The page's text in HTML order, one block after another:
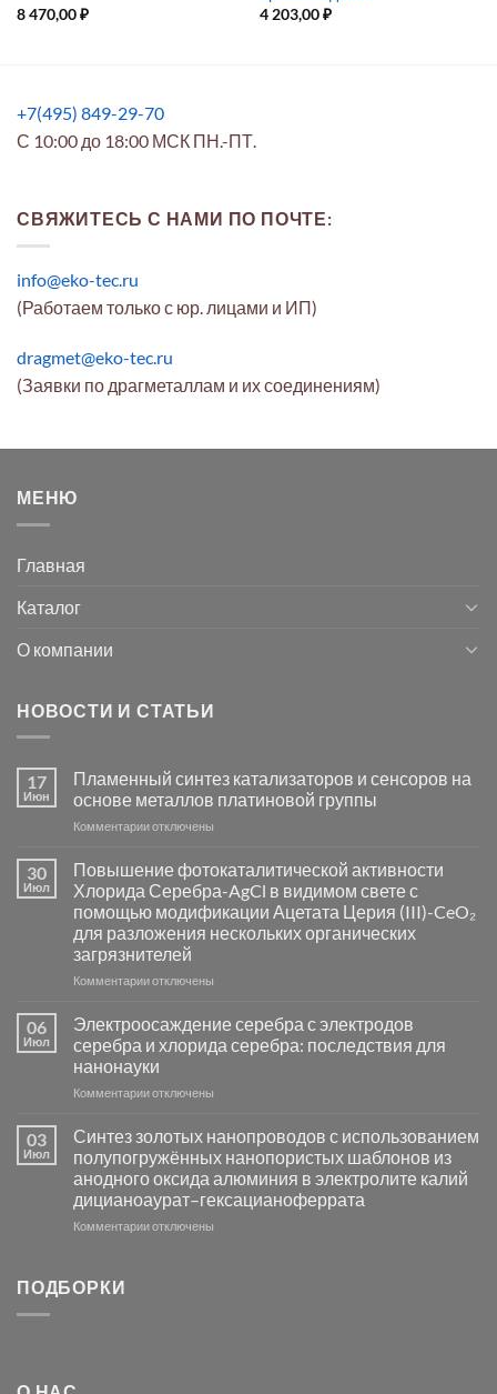
8 470,00₽
4 203,00₽
+7(495) 849-29-70
С 10:00 до 18:00 МСК ПН.-ПТ.
СВЯЖИТЕСЬ С НАМИ ПО ПОЧТЕ:
info@eko-tec.ru
(Работаем только с юр. лицами и ИП)
dragmet@eko-tec.ru
(Заявки по драгметаллам и их соединениям)
МЕНЮ
Главная
Каталог
О компании
НОВОСТИ И СТАТЬИ
17
Июн
Пламенный синтез катализаторов и сенсоров на
основе металлов платиновой группы
Комментариик
Пламенный
синтез
катализаторов
и
сенсоров
на
основе
группы
отключены
30
Июл
Повышение фотокаталитической активности
Хлорида Серебра-AgCl в видимом свете с
помощью модификации Ацетата Церия (III)-CeO₂
для разложения нескольких органических
загрязнителей
Комментариик
фотокаталитической
активности
Хлорида
Серебра-
в
видимом
свете
с
помощью
модификации
отключены
06
Июл
Электроосаждение серебра с электродов
серебра и хлорида серебра: последствия для
нанонауки
Комментариик
серебра
с
электродов
серебра
и
отключены
03
Июл
Синтез золотых нанопроводов с использованием
полупогружённых нанопористых шаблонов из
анодного оксида алюминия в электролите калий
дицианоаурат–гексацианоферрата
Комментариикотключены
ПОДБОРКИ